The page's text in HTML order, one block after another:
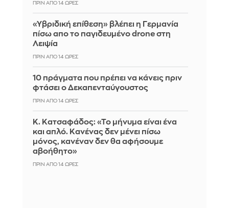
ΠΡΙΝ ΑΠΌ 14 ΏΡΕΣ
«Υβριδική επίθεση» βλέπει η Γερμανία
πίσω απο το παγιδευμένο drone στη
Λειψία
ΠΡΙΝ ΑΠΌ 14 ΏΡΕΣ
10 πράγματα που πρέπει να κάνεις πριν
φτάσει ο Δεκαπενταύγουστος
ΠΡΙΝ ΑΠΌ 14 ΏΡΕΣ
Κ. Κατσαφάδος: «Το μήνυμα είναι ένα
και απλό. Κανένας δεν μένει πίσω
μόνος, κανέναν δεν θα αφήσουμε
αβοήθητο»
ΠΡΙΝ ΑΠΌ 14 ΏΡΕΣ